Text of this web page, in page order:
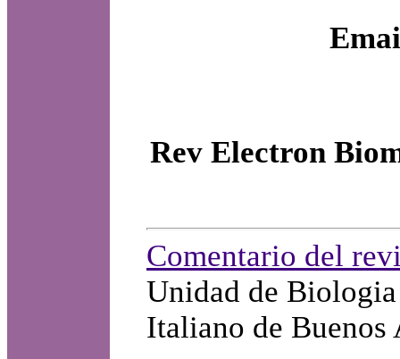
Rev Electron
Comentario del
Unidad de
Italiano de Buenos